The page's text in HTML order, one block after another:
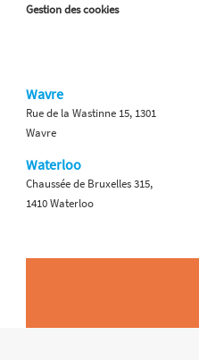
Gestion des cookies
Wavre
Rue de la Wastinne 15, 1301
Wavre
Waterloo
Chaussée de Bruxelles 315,
1410 Waterloo